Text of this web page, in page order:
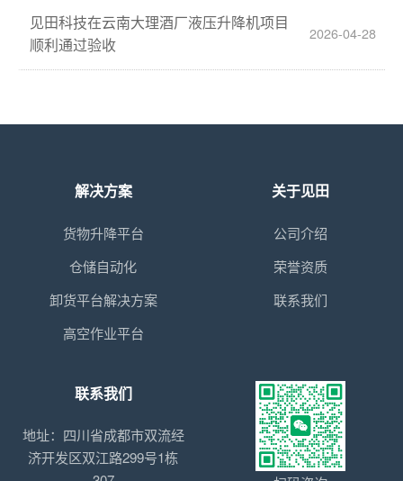
见田科技在云南大理酒厂液压升降机项目
顺利通过验收
2026-04-28
解决方案
货物升降平台
仓储自动化
卸货平台解决方案
高空作业平台
关于见田
公司介绍
荣誉资质
联系我们
联系我们
地址：四川省成都市双流经
济开发区双江路299号1栋